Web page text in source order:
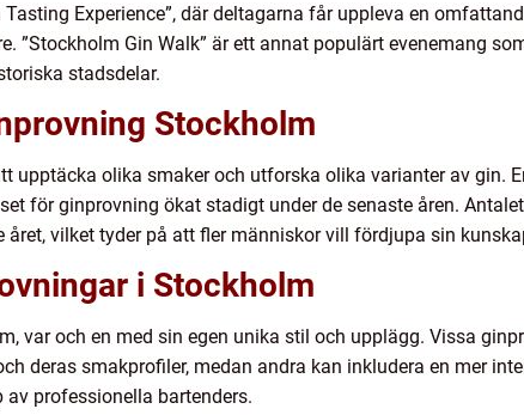
Experience”, där deltagarna får uppleva en
”Stockholm Gin Walk” är ett annat populärt evenemang
stadsdelar.
Stockholm
upptäcka olika smaker och utforska olika varianter av gin.
för ginprovning ökat stadigt under de senaste åren.
vilket tyder på att fler människor vill fördjupa sin
i Stockholm
var och en med sin egen unika stil och upplägg. Vissa
deras smakprofiler, medan andra kan inkludera en mer
professionella bartenders.